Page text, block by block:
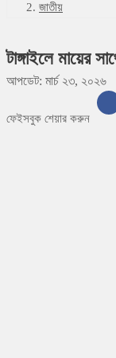
জাতীয়
টাঙ্গাইলে মায়ের
আপডেট: মার্চ ২৩, ২০২৬
ফেইসবুক শেয়ার করুন